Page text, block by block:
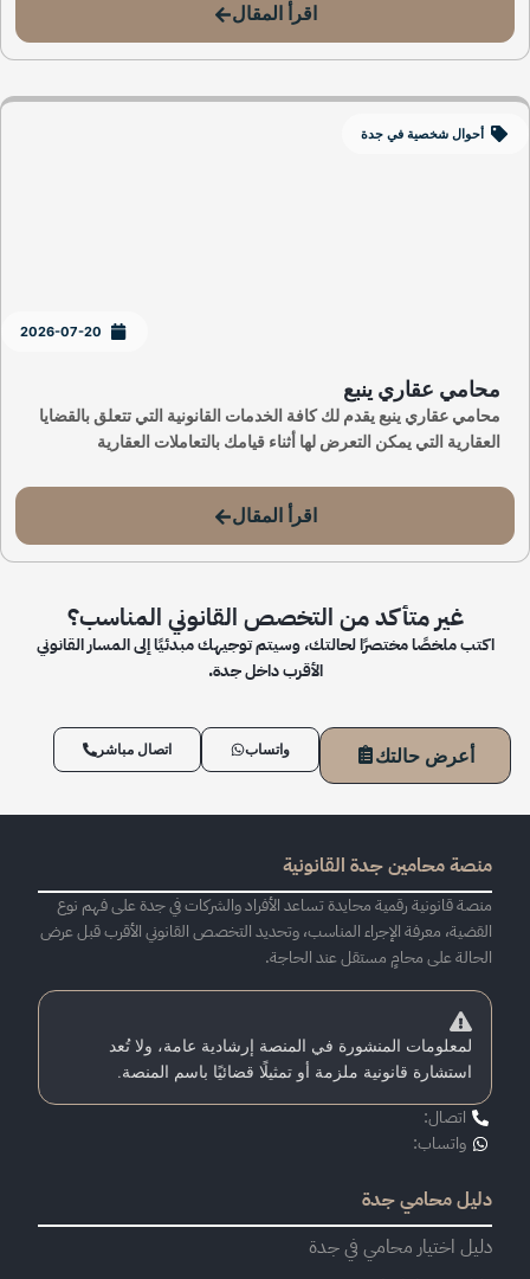
اقرأ المقال
أحوال شخصية في جدة
2026-07-20
محامي عقاري ينبع
محامي عقاري ينبع يقدم لك كافة الخدمات القانونية التي تتعلق بالقضايا
العقارية التي يمكن التعرض لها أثناء قيامك بالتعاملات العقارية
اقرأ المقال
غير متأكد من التخصص القانوني المناسب؟
اكتب ملخصًا مختصرًا لحالتك، وسيتم توجيهك مبدئيًا إلى المسار القانوني
الأقرب داخل جدة.
أعرض حالتك واتساب اتصال مباشر
منصة محامين جدة القانونية
منصة قانونية رقمية محايدة تساعد الأفراد والشركات في جدة على فهم نوع
القضية، معرفة الإجراء المناسب، وتحديد التخصص القانوني الأقرب قبل عرض
الحالة على محامٍ مستقل عند الحاجة.
لمعلومات المنشورة في المنصة إرشادية عامة، ولا تُعد
استشارة قانونية ملزمة أو تمثيلًا قضائيًا باسم المنصة.
اتصال:
واتساب:
دليل محامي جدة
دليل اختيار محامي في جدة